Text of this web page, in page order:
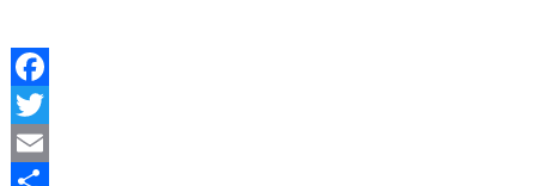
Facebook
Twitter
Email